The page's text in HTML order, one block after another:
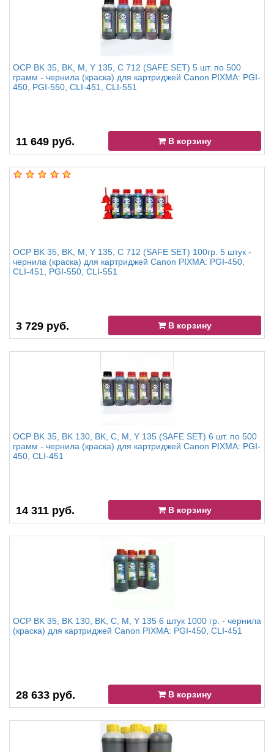
OCP BK 35, BK, M, Y 135, С 712 (SAFE SET) 5 шт. по 500
грамм - чернила (краска) для картриджей Canon PIXMA: PGI-
450, PGI-550, CLI-451, CLI-551
11 649 руб. В корзину
OCP BK 35, BK, M, Y 135, C 712 (SAFE SET) 100гр. 5 штук -
чернила (краска) для картриджей Canon PIXMA: PGI-450,
CLI-451, PGI-550, CLI-551
3 729 руб. В корзину
OCP BK 35, BK 130, BK, C, M, Y 135 (SAFE SET) 6 шт. по 500
грамм - чернила (краска) для картриджей Canon PIXMA: PGI-
450, CLI-451
14 311 руб. В корзину
OCP BK 35, BK 130, BK, C, M, Y 135 6 штук 1000 гр. - чернила
(краска) для картриджей Canon PIXMA: PGI-450, CLI-451
28 633 руб. В корзину